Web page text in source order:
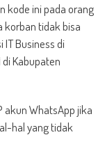
kode ini pada orang
korban tidak bisa
IT Business di
Kabupaten
akun WhatsApp jika
hal yang tidak